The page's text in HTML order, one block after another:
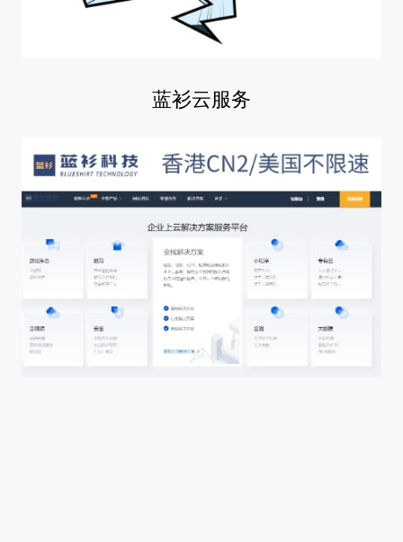
蓝衫云服务